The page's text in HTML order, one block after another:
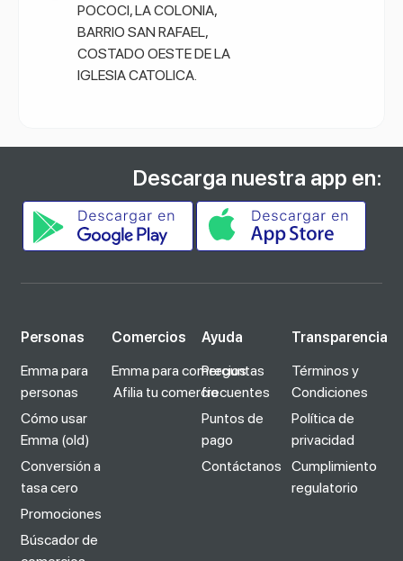
POCOCI, LA COLONIA,
BARRIO SAN RAFAEL,
COSTADO OESTE DE LA
IGLESIA CATOLICA.
Descarga nuestra app en:
Personas
Emma para
personas
Cómo usar
Emma (old)
Conversión a
tasa cero
Promociones
Búscador de
Comercios
Emma para comercios
Afilia tu comercio
Ayuda
Preguntas
frecuentes
Puntos de
pago
Contáctanos
Transparencia
Términos y
Condiciones
Política de
privacidad
Cumplimiento
regulatorio